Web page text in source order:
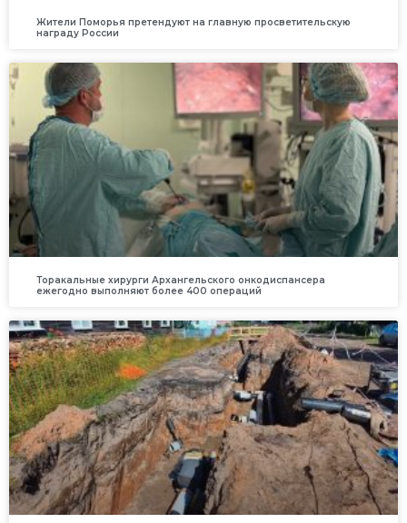
Жители Поморья претендуют на главную просветительскую
награду России
Торакальные хирурги Архангельского онкодиспансера
ежегодно выполняют более 400 операций